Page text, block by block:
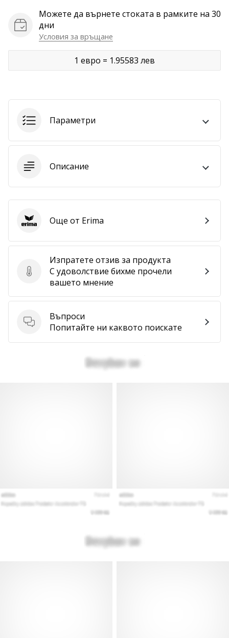
генерират
приходи.
…
статии
Можете да върнете стоката в рамките на 30
дни
Условия за връщане
1 евро = 1.95583 лев
Параметри
Описание
Изпратете отзив за продукта
Изпратете отзив за продукта
С удоволствие бихме прочели
вашето мнение
Въпроси
Въпроси
Попитайте ни каквото поискате
ErimaОще от Erima